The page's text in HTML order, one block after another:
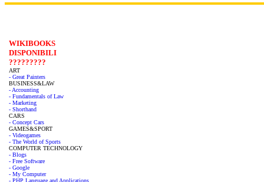
WIKIBOOKS
DISPONIBILI
?????????
ART
- Great Painters
BUSINESS&LAW
- Accounting
- Fundamentals of Law
- Marketing
- Shorthand
CARS
- Concept Cars
GAMES&SPORT
- Videogames
- The World of Sports
COMPUTER TECHNOLOGY
- Blogs
- Free Software
- Google
- My Computer
- PHP Language and Applications